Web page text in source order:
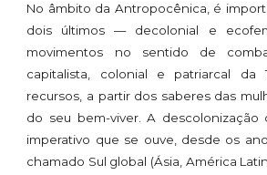
No âmbito da Antropocênica, é
dois últimos — decolonial e
movimentos no sentido de
capitalista, colonial e patriarcal da
recursos, a partir dos saberes das
do seu bem-viver. A
imperativo que se ouve, desde os
chamado Sul global (Ásia, América